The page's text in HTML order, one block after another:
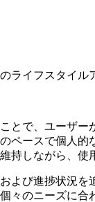
ライフスタイル
で、ユーザ
ースで個人
持しながら、使
び進捗状況
のニーズに